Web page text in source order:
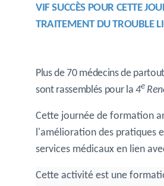
VIF SUCCÈS POUR CETTE
TRAITEMENT DU TROUBLE
Plus de 70 médecins de
sont rassemblés pour la4e
Cette journée de formation
l'amélioration des pratiques
services médicaux en lien
Cette activité est une